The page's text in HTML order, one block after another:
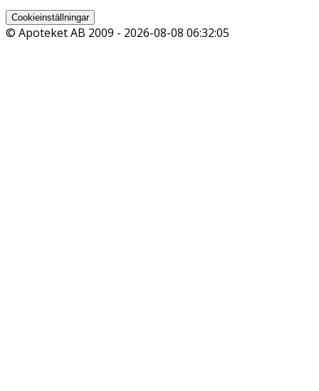
Cookieinställningar
© Apoteket AB 2009 - 2026-08-08 06:32:05